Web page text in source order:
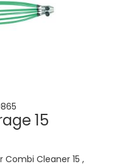
15
Combi Cleaner 15 ,